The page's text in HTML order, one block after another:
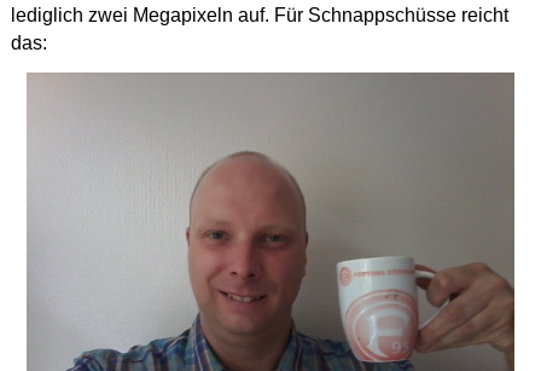
lediglich zwei Megapixeln auf. Für Schnappschüsse reicht
das: